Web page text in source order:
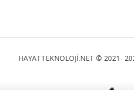
HAYATTEKNOLOJİ.NET © 2021-